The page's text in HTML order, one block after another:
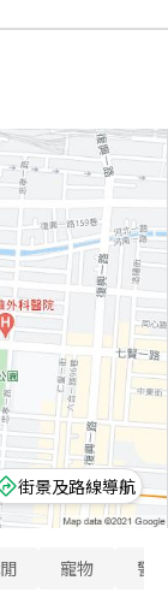
街景及路線導航
寵物 警